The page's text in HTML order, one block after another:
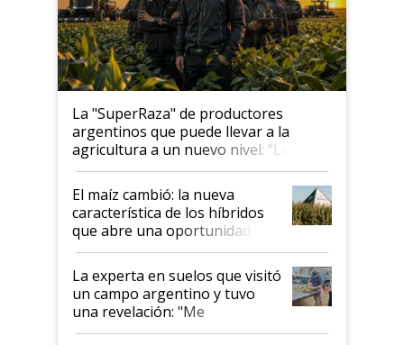
La "SuperRaza" de productores
argentinos que puede llevar a la
agricultura a un nuevo nivel: "Las
posibilidades de crecimiento son
infinitas"
El maíz cambió: la nueva
característica de los híbridos
que abre una oportunidad en
el lote
La experta en suelos que visitó
un campo argentino y tuvo
una revelación: "Me
impresionó mucho"